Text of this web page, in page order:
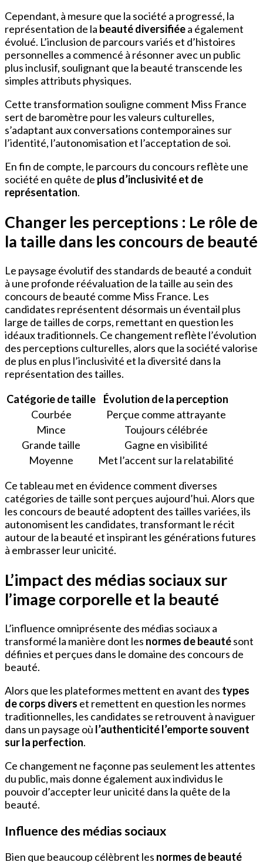
Cependant, à mesure que la société a progressé, la
représentation de la beauté diversifiéea également
évolué. L’inclusion de parcours variés et d’histoires
personnelles a commencé à résonner avec un public
plus inclusif, soulignant que la beauté transcende les
simples attributs physiques.
Cette transformation souligne comment Miss France
sert de baromètre pour les valeurs culturelles,
s’adaptant aux conversations contemporaines sur
l’identité, l’autonomisation et l’acceptation de soi.
En fin de compte, le parcours du concours reflète une
société en quête de plus d’inclusivité et de
représentation.
Changer les perceptions : Le rôle de
la taille dans les concours de beauté
Le paysage évolutif des standards de beauté a conduit
à une profonde réévaluation de la taille au sein des
concours de beauté comme Miss France. Les
candidates représentent désormais un éventail plus
large de tailles de corps, remettant en question les
idéaux traditionnels. Ce changement reflète l’évolution
des perceptions culturelles, alors que la société valorise
de plus en plus l’inclusivité et la diversité dans la
représentation des tailles.
Catégorie de taille
Évolution de la perception
Courbée
Perçue comme attrayante
Mince
Toujours célébrée
Grande taille
Gagne en visibilité
Moyenne
Met l’accent sur la relatabilité
Ce tableau met en évidence comment diverses
catégories de taille sont perçues aujourd’hui. Alors que
les concours de beauté adoptent des tailles variées, ils
autonomisent les candidates, transformant le récit
autour de la beauté et inspirant les générations futures
à embrasser leur unicité.
L’impact des médias sociaux sur
l’image corporelle et la beauté
L’influence omniprésente des médias sociaux a
transformé la manière dont les normes de beautésont
définies et perçues dans le domaine des concours de
beauté.
Alors que les plateformes mettent en avant des types
de corps divers et remettent en question les normes
traditionnelles, les candidates se retrouvent à naviguer
dans un paysage où l’authenticité l’emporte souvent
sur la perfection.
Ce changement ne façonne pas seulement les attentes
du public, mais donne également aux individus le
pouvoir d’accepter leur unicité dans la quête de la
beauté.
Influence des médias sociaux
Bien que beaucoup célèbrent les normes de beauté